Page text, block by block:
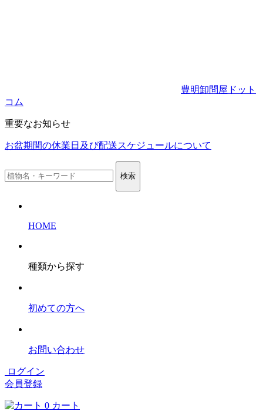
豊明卸問屋ドット
コム
重要なお知らせ
お盆期間の休業日及び配送スケジュールについて
検索
HOME
種類から探す
初めての方へ
お問い合わせ
ログイン
会員登録
0 カート